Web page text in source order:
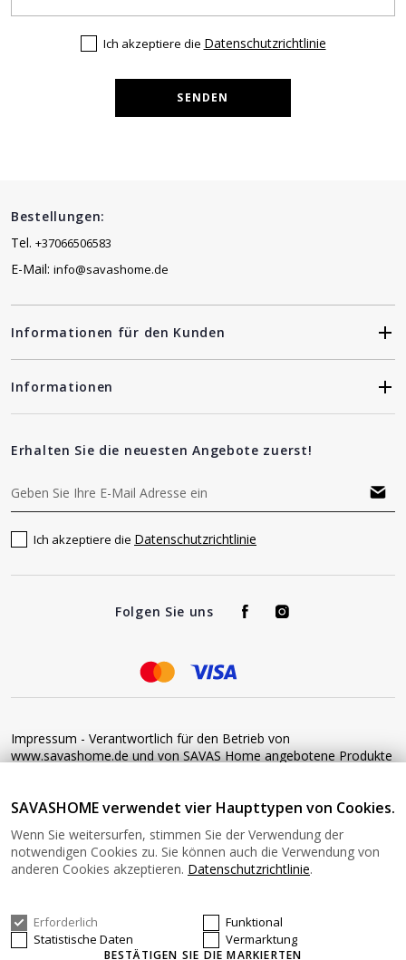
Ich akzeptiere die Datenschutzrichtlinie
SENDEN
Bestellungen:
Tel. +37066506583
E-Mail: info@savashome.de
Informationen für den Kunden
Informationen
Erhalten Sie die neuesten Angebote zuerst!
Ich akzeptiere die Datenschutzrichtlinie
Folgen Sie uns
Impressum - Verantwortlich für den Betrieb von
www.savashome.de und von SAVAS Home angebotene Produkte
senden Sie keine Waren ohne vorherige Bestätigung an diese
diesem Link: https://www.savashome.de/rueckgabebedingungen-
fuer-waren Gerne können Sie sich mit uns in Verbindung setzen:
Montag − Freitag: 08:00−16:00 Uhr E-Mail: Info@savashome.de
© 2026 SAVASHOME Alle Rechte vorbehalten.
SAVASHOME verwendet vier Haupttypen von Cookies.
Wenn Sie weitersurfen, stimmen Sie der Verwendung der
notwendigen Cookies zu. Sie können auch die Verwendung von
anderen Cookies akzeptieren. Datenschutzrichtlinie.
Erforderlich
Funktional
Statistische Daten
Vermarktung
BESTÄTIGEN SIE DIE MARKIERTEN